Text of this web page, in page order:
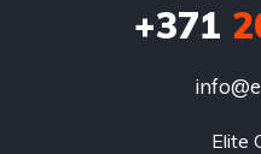
+371
Elite